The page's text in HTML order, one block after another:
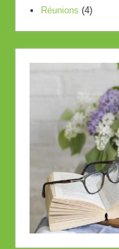
Réunions (4)